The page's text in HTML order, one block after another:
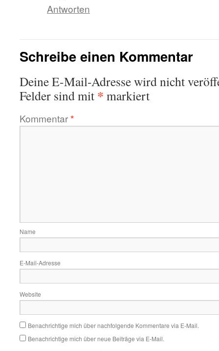
Antworten
Schreibe einen Kommentar
Deine E-Mail-Adresse wird nicht
Felder sind mit * markiert
Kommentar*
Name
E-Mail-Adresse
Website
Benachrichtige mich über nachfolgende Kommentare via E-Mail.
Benachrichtige mich über neue Beiträge via E-Mail.